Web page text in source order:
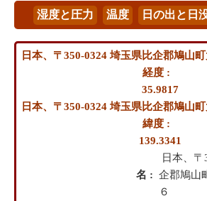
日本、〒350-0324 埼玉県比企郡鳩山
経度 :
35.9817
日本、〒350-0324 埼玉県比企郡鳩山
緯度 :
139.3341
名 :
日本、
企郡鳩山
６